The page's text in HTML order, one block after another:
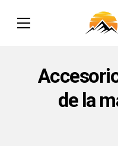
de la